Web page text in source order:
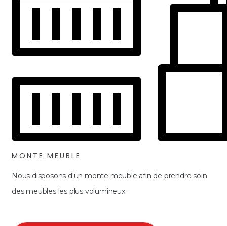
MONTE MEUBLE
Nous disposons d'un monte meuble afin de prendre soin
des meubles les plus volumineux.